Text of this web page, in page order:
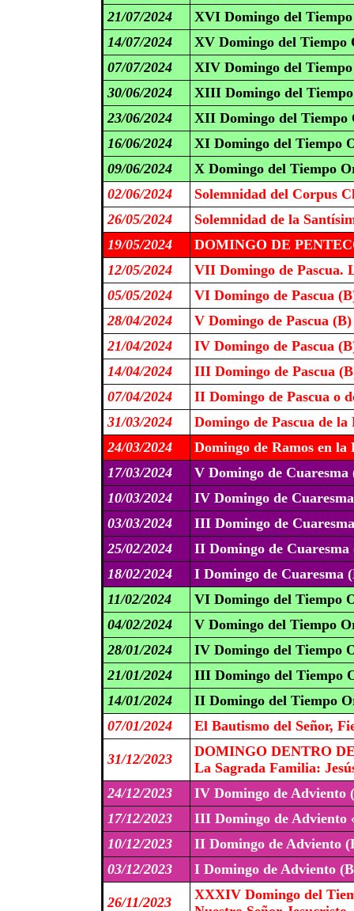
21/07/2024
XVI Domingo del
14/07/2024
XV Domingo del
07/07/2024
XIV Domingo del
30/06/2024
XIII Domingo del
23/06/2024
XII Domingo del Tiempo
16/06/2024
XI Domingo del Tiempo
09/06/2024
X Domingo del Tiempo
02/06/2024
Solemnidad del Corpus
26/05/2024
Solemnidad de la
19/05/2024
DOMINGO DE
12/05/2024
VII Domingo de Pascua.
05/05/2024
VI Domingo de Pascua
28/04/2024
V Domingo de Pascua (B)
21/04/2024
IV Domingo de Pascua
14/04/2024
III Domingo de Pascua
07/04/2024
II Domingo de Pascua o
31/03/2024
Domingo de Pascua de
24/03/2024
Domingo de Ramos en la
17/03/2024
V Domingo de Cuaresma
10/03/2024
IV Domingo de
03/03/2024
III Domingo de
25/02/2024
II Domingo de Cuaresma
18/02/2024
I Domingo de Cuaresma
11/02/2024
VI Domingo del Tiempo
04/02/2024
V Domingo del Tiempo
28/01/2024
IV Domingo del Tiempo
21/01/2024
III Domingo del Tiempo
14/01/2024
II Domingo del Tiempo
07/01/2024
El Bautismo del Señor,
31/12/2023
DOMINGO DENTRO
La Sagrada Familia:
24/12/2023
IV Domingo de Adviento
17/12/2023
III Domingo de Adviento
10/12/2023
II Domingo de Adviento
03/12/2023
I Domingo de Adviento
26/11/2023
XXXIV Domingo del